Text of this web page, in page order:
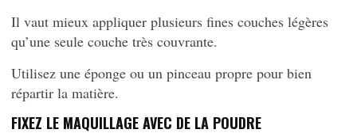
Il vaut mieux appliquer plusieurs fines couches légères
qu’une seule couche très couvrante.
Utilisez une éponge ou un pinceau propre pour bien
répartir la matière.
FIXEZ LE MAQUILLAGE AVEC DE LA POUDRE